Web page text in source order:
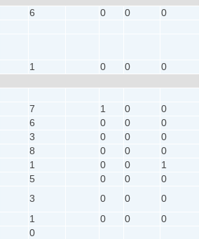
6 0 0
0
1 0 0
0
7 1 0
0
6 0 0
0
3 0 0
0
8 0 0
0
1 0 0
1
5 0 0
0
3 0 0
0
1 0 0
0
0